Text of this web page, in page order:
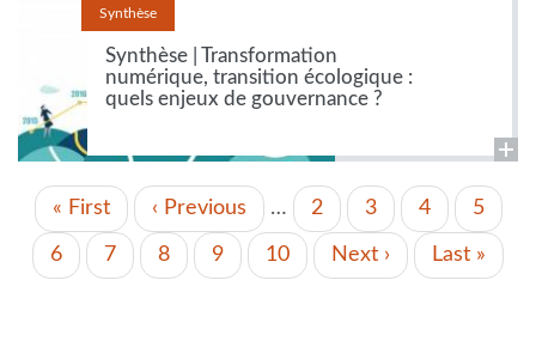
Synthèse
Synthèse | Transformation
numérique, transition écologique :
quels enjeux de gouvernance ?
PAGINATION
Première
page
« First
Page
précédente
‹ Previous … Page
2 Page
3 Page
4 Page
5
Page
6 Page
7 Page
8 Page
9 Page
10
Page
Next ›
Dernière
Last »